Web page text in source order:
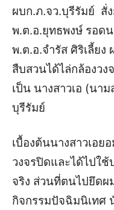
ผบก.ภ.จว.บุรีรัมย์ สั่ง
พ.ต.อ.ยุทธพงษ์ รอด
พ.ต.อ.จำรัส ศิริเลี้ยง
สืบสวนได้ไล่กล้องวง
เป็น นางสาวเอ (นา
บุรีรัมย์
เบื้องต้นนางสาวเอย
วงจรปิดและได้ไปใช้
จริง ส่วนที่ตนไปยึดผ
กิจกรรมปัจฉิมนิเทศ